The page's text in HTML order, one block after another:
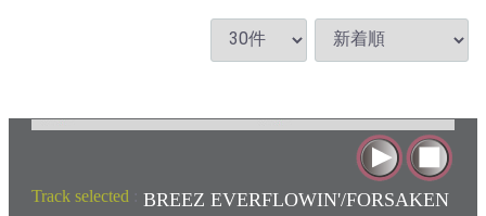
Track selected : BREEZ EVERFLOWIN'/FORSAKEN